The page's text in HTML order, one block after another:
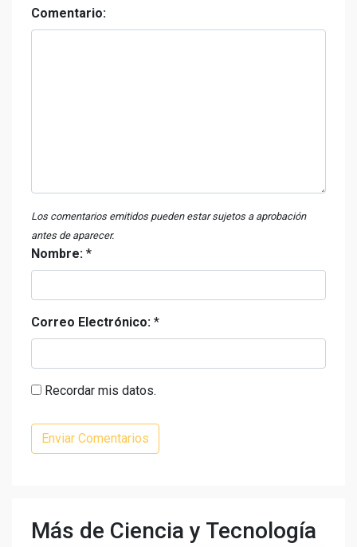
Comentario:
Los comentarios emitidos pueden estar sujetos a aprobación
antes de aparecer.
Nombre: *
Correo Electrónico: *
Recordar mis datos.
Más de Ciencia y Tecnología